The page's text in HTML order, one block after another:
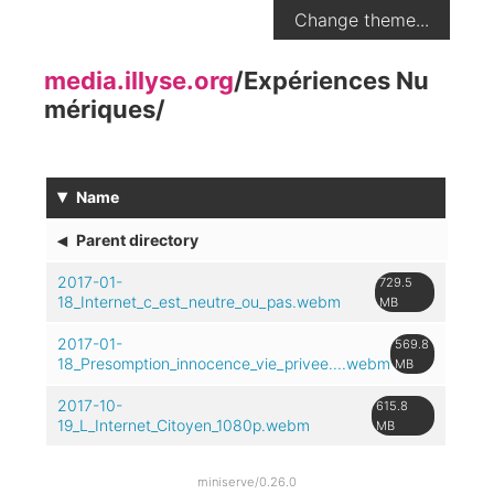
Change theme...
media.illyse.org/Expériences Nu
mériques/
▾ Name
◂ Parent directory
2017-01-
18_Internet_c_est_neutre_ou_pas.webm
729.5
MB
2017-01-
18_Presomption_innocence_vie_privee....webm
569.8
MB
2017-10-
19_L_Internet_Citoyen_1080p.webm
615.8
MB
miniserve/0.26.0